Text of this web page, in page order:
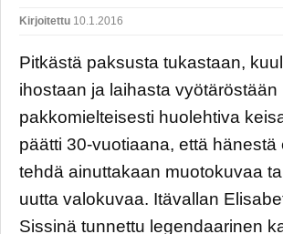
Kirjoitettu 10.1.2016
Pitkästä paksusta tukastaan,
ihostaan ja laihasta vyötäröstään
pakkomielteisesti huolehtiva
päätti 30-vuotiaana, että hänestä
tehdä ainuttakaan muotokuvaa
uutta valokuvaa. Itävallan
Sissinä tunnettu legendaarinen